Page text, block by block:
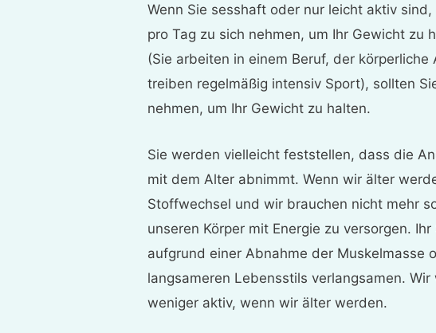
Wenn Sie sesshaft oder nur leicht aktiv
pro Tag zu sich nehmen, um Ihr Gewicht zu
(Sie arbeiten in einem Beruf, der
treiben regelmäßig intensiv Sport), sollten
nehmen, um Ihr Gewicht zu halten.
Sie werden vielleicht feststellen, dass die
mit dem Alter abnimmt. Wenn wir älter
Stoffwechsel und wir brauchen nicht mehr
unseren Körper mit Energie zu versorgen.
aufgrund einer Abnahme der Muskelmasse
langsameren Lebensstils verlangsamen.
weniger aktiv, wenn wir älter werden.